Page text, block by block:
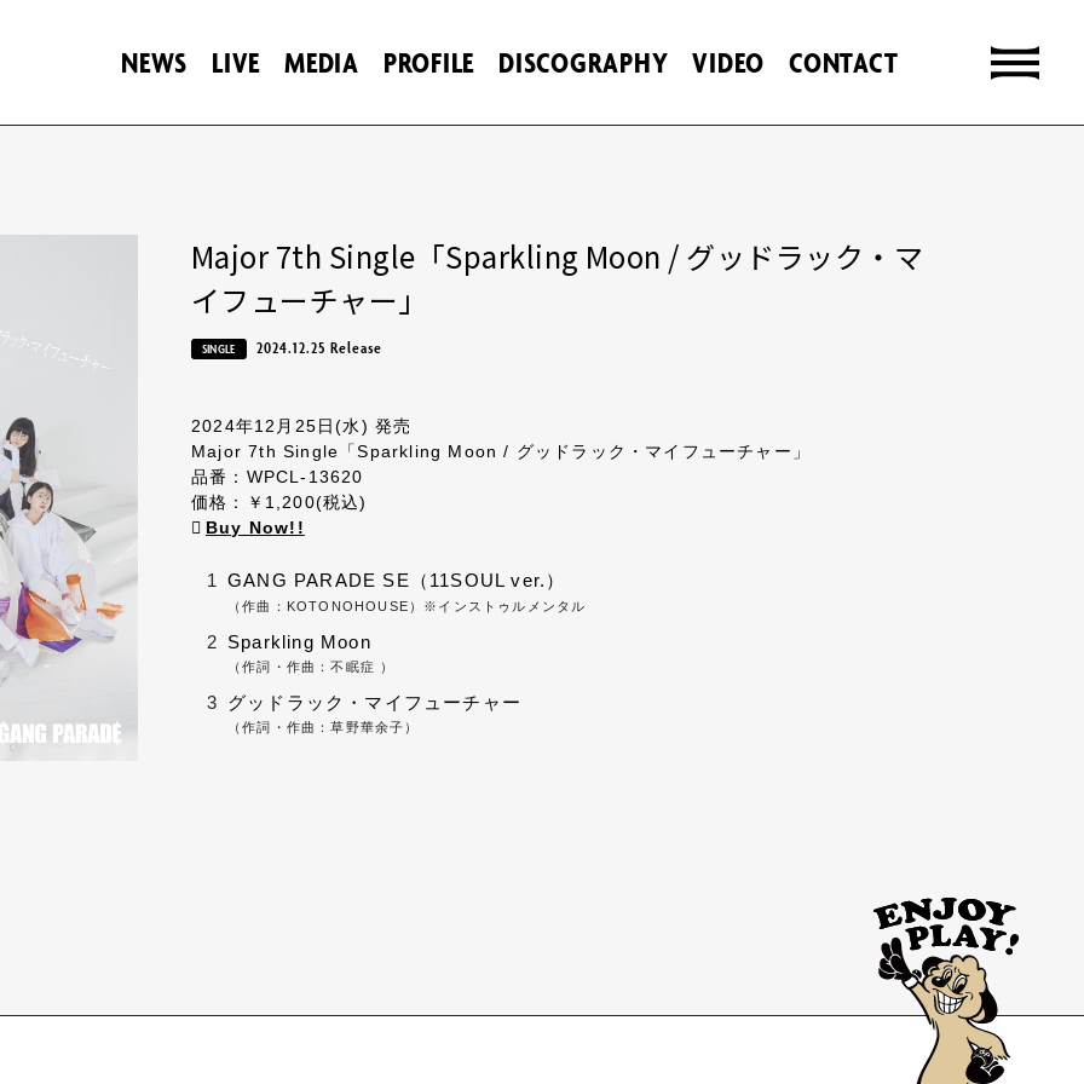
NEWS LIVE MEDIA PROFILE DISCOGRAPHY VIDEO CONTACT
Major 7th Single「Sparkling Moon / グッドラック・マ
イフューチャー」
SINGLE 2024.12.25 Release
2024年12月25日(水) 発売
Major 7th Single「Sparkling Moon / グッドラック・マイフューチャー」
品番：WPCL-13620
価格：￥1,200(税込)
Buy Now!!
1 GANG PARADE SE（11SOUL ver.）
（作曲：KOTONOHOUSE）※インストゥルメンタル
2 Sparkling Moon
（作詞・作曲：不眠症 ）
3 グッドラック・マイフューチャー
（作詞・作曲：草野華余子）